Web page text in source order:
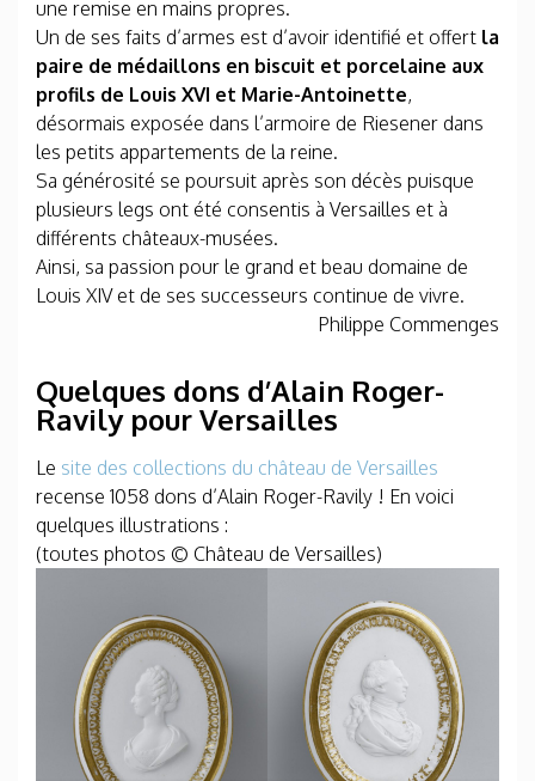
une remise en mains propres.
Un de ses faits d’armes est d’avoir identifié et offert la
paire de médaillons en biscuit et porcelaine aux
profils de Louis XVI et Marie-Antoinette,
désormais exposée dans l’armoire de Riesener dans
les petits appartements de la reine.
Sa générosité se poursuit après son décès puisque
plusieurs legs ont été consentis à Versailles et à
différents châteaux-musées.
Ainsi, sa passion pour le grand et beau domaine de
Louis XIV et de ses successeurs continue de vivre.
Philippe Commenges
Quelques dons d’Alain Roger-
Ravily pour Versailles
Le site des collections du château de Versailles
recense 1058 dons d’Alain Roger-Ravily ! En voici
quelques illustrations :
(toutes photos © Château de Versailles)